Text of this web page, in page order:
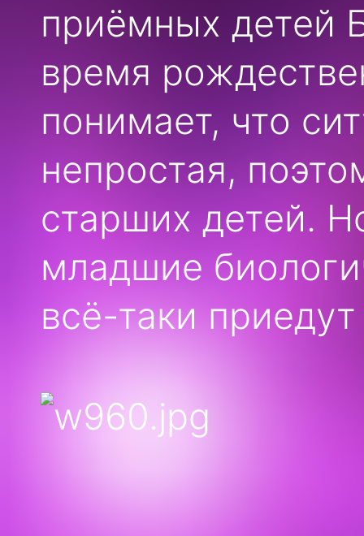
приёмных детей
время
понимает, что
непростая,
старших детей.
младшие
всё-таки